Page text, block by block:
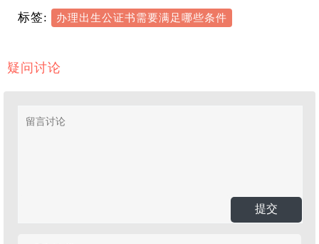
标签: 办理出生公证书需要满足哪些条件
疑问讨论
提交